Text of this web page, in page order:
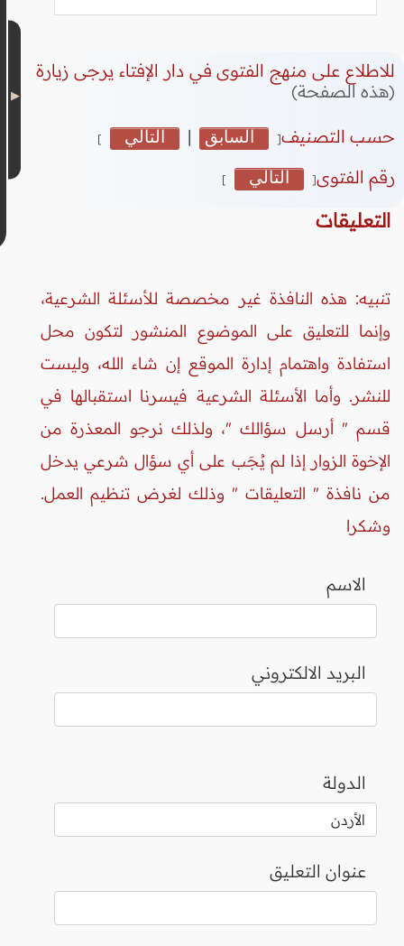
للاطلاع على منهج الفتوى في دار الإفتاء يرجى زيارة
(هذه الصفحة)
حسب التصنيف[ السابق | التالي ]
رقم الفتوى[ التالي ]
التعليقات
تنبيه: هذه النافذة غير مخصصة للأسئلة الشرعية،
وإنما للتعليق على الموضوع المنشور لتكون محل
استفادة واهتمام إدارة الموقع إن شاء الله، وليست
للنشر. وأما الأسئلة الشرعية فيسرنا استقبالها في
قسم " أرسل سؤالك "، ولذلك نرجو المعذرة من
الإخوة الزوار إذا لم يُجَب على أي سؤال شرعي يدخل
من نافذة " التعليقات " وذلك لغرض تنظيم العمل.
وشكرا
الاسم
البريد الالكتروني
الدولة
عنوان التعليق